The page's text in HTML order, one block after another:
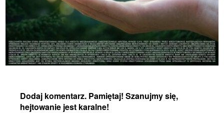
Dodaj komentarz. Pamiętaj! Szanujmy się,
hejtowanie jest karalne!